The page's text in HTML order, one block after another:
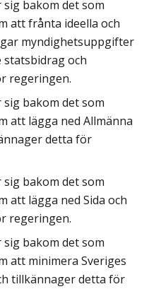
sig bakom det som
att frånta ideella och
myndighetsuppgifter
och
regeringen.
sig bakom det som
att lägga ned Allmänna
detta för
sig bakom det som
att lägga ned Sida och
regeringen.
sig bakom det som
att minimera Sveriges
tillkännager detta för